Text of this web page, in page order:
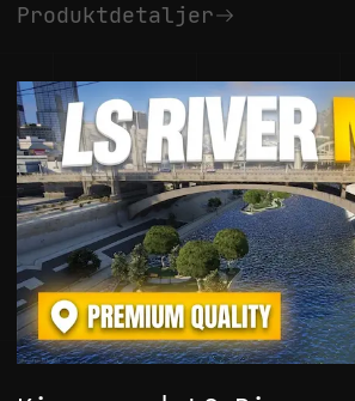
Produktdetaljer